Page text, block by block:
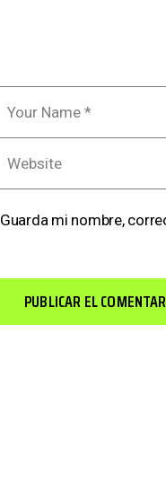
Guarda mi nombre,
PUBLICAR EL